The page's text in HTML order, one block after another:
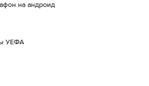
на андроид
УЕФА